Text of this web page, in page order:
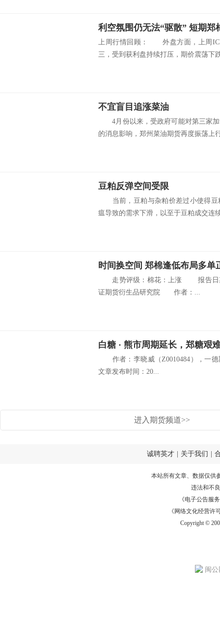
利空氛围仍无法“驱散” 短期郑
上周行情回顾： 外盘方面，上周
三，受到获利盘持续打压，期价震荡下
不宜盲目追涨菜油
4月份以来，受政府可能对第三家加
的消息影响，郑州菜油期货再度振荡上
豆粕反弹空间受限
当前，豆粕与杂粕价差过小使得豆
瘟导致的需求下滑，以至于豆粕成交连
时间换空间 郑棉逢低布局多单
走势评级：棉花：上涨 报告日
证期货衍生品研究院 作者：...
白糖 · 熊市周期延长，郑糖艰
作者：李晓威（Z0010484），一
文章发布时间：20...
进入期货频道>>
诚聘英才 关于我们
本站所有文章、数据仅供
违法和不
《电子公告服务
《网络文化经营许
Copyright ©
闽公